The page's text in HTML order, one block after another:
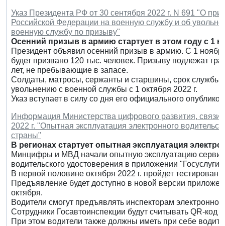
Указ Президента РФ от 30 сентября 2022 г. N 691 "О
Российской Федерации на военную службу и об
военную службу по призыву"
Осенний призыв в армию стартует в этом году с 1
Президент объявил осенний призыв в армию. С 1
будет призвано 120 тыс. человек. Призыву подлежат
лет, не пребывающие в запасе.
Солдаты, матросы, сержанты и старшины, срок службы
увольнению с военной службы с 1 октября 2022 г.
Указ вступает в силу со дня его официального
Информация Министерства цифрового развития,
2022 г. "Опытная эксплуатация электронного
страны"
В регионах стартует опытная эксплуатация
Минцифры и МВД начали опытную эксплуатацию
водительского удостоверения в приложении "Госуслуги
В первой половине октября 2022 г. пройдет
Предъявление будет доступно в новой версии
октября.
Водители смогут предъявлять инспекторам
Сотрудники Госавтоинспекции будут считывать QR-
При этом водители также должны иметь при себе